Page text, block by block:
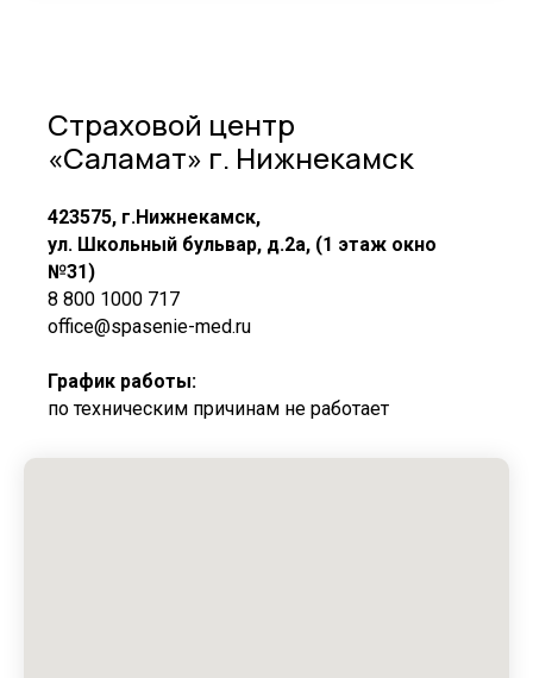
Страховой центр
«Саламат» г. Нижнекамск
423575, г.Нижнекамск,
ул. Школьный бульвар, д.2а, (1 этаж окно
№31)
8 800 1000 717
office@spasenie-med.ru
График работы:
по техническим причинам не работает